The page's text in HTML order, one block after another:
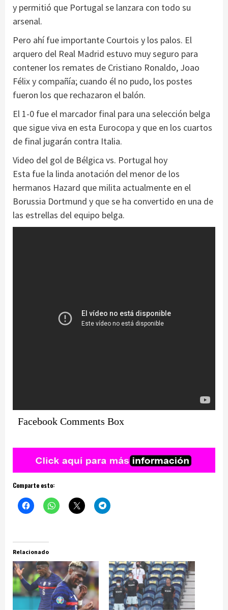
y permitió que Portugal se lanzara con todo su
arsenal.
Pero ahí fue importante Courtois y los palos. El
arquero del Real Madrid estuvo muy seguro para
contener los remates de Cristiano Ronaldo, Joao
Félix y compañía; cuando él no pudo, los postes
fueron los que rechazaron el balón.
El 1-0 fue el marcador final para una selección belga
que sigue viva en esta Eurocopa y que en los cuartos
de final jugarán contra Italia.
Video del gol de Bélgica vs. Portugal hoy
Esta fue la linda anotación del menor de los
hermanos Hazard que milita actualmente en el
Borussia Dortmund y que se ha convertido en una de
las estrellas del equipo belga.
Facebook Comments Box
Comparte esto:
Relacionado